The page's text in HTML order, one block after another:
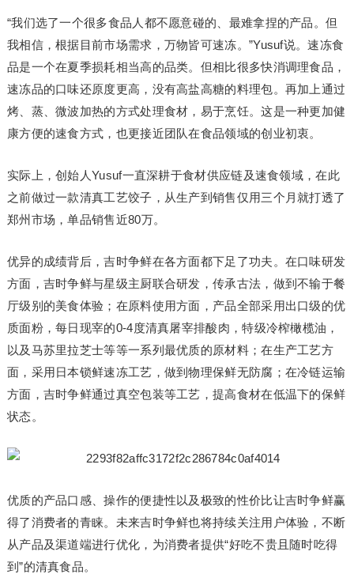
“我们选了一个很多食品人都不愿意碰的、最难拿捏的产品。但
我相信，根据目前市场需求，万物皆可速冻。”Yusuf说。速冻食
品是一个在夏季损耗相当高的品类。但相比很多快消调理食品，
速冻品的口味还原度更高，没有高盐高糖的料理包。再加上通过
烤、蒸、微波加热的方式处理食材，易于烹饪。这是一种更加健
康方便的速食方式，也更接近团队在食品领域的创业初衷。
实际上，创始人Yusuf一直深耕于食材供应链及速食领域，在此
之前做过一款清真工艺饺子，从生产到销售仅用三个月就打透了
郑州市场，单品销售近80万。
优异的成绩背后，吉时争鲜在各方面都下足了功夫。在口味研发
方面，吉时争鲜与星级主厨联合研发，传承古法，做到不输于餐
厅级别的美食体验；在原料使用方面，产品全部采用出口级的优
质面粉，每日现宰的0-4度清真屠宰排酸肉，特级冷榨橄榄油，
以及马苏里拉芝士等等一系列最优质的原材料；在生产工艺方
面，采用日本锁鲜速冻工艺，做到物理保鲜无防腐；在冷链运输
方面，吉时争鲜通过真空包装等工艺，提高食材在低温下的保鲜
状态。
优质的产品口感、操作的便捷性以及极致的性价比让吉时争鲜赢
得了消费者的青睐。未来吉时争鲜也将持续关注用户体验，不断
从产品及渠道端进行优化，为消费者提供“好吃不贵且随时吃得
到”的清真食品。